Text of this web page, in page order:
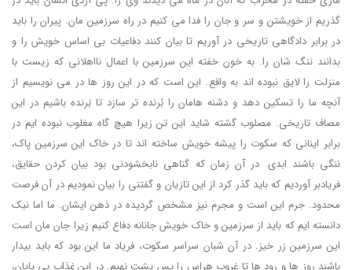
گذریم از خویشتن و سر و جان را فدا می کنیم در راه سرزمین مان. پیران را باید
در برابر دادگاهی تاریخی در آوریم تا بیان کنند دفاعیات بی اساس خویش را و
بدانند ننگ شان را. به خون خفته این سرزمین با اعمال نااهلانی که زیست با
منزلت را لایق نبوده اند به واقع. این است که در این روز ها در می نویسیم از
آنچه ما را تسکین دهد و دشنه هامان را بُرنده تر سازد تا بَرنده باشیم در این
مصاف تاریخی. مصلوب گشته شاید این تن زیرا هیچ گاه مغلوب نبوده ایم در
برابر اینانی که سکوت را پیشه خویش ساخته اند تا در خاک این سرزمین پاک،
ننگی باشند ابدی. در آن زمان که گناهی نابخشودنی بود بیان کردن حقایق،
فریادبر آوردیم که باید گذر کرد از این تازیان و گفتنی را بیان نمودیم در آن فرصت
محدود. جرم این است و مجرم نیز مشخص گردیده در ذهن ایشان. ما اما نیک
دانسته ایم که باید از سرزمین و خاک خویش جانانه دفاع کنیم زیرا جان مان است
این سرزمین زر خیز. در آن شبان سراسر سکوت، فریاد ما این بود که باید بیدار